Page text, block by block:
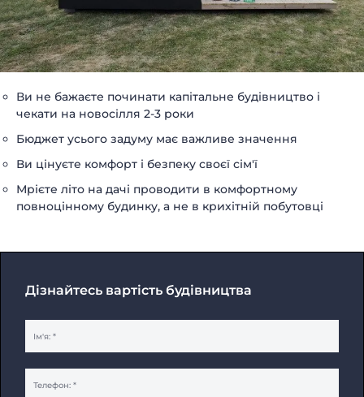
Ви не бажаєте починати капітальне будівництво і
чекати на новосілля 2-3 роки
Бюджет усього задуму має важливе значення
Ви цінуєте комфорт і безпеку своєї сім'ї
Мрієте літо на дачі проводити в комфортному
повноцінному будинку, а не в крихітній побутовці
Дізнайтесь вартість будівництва